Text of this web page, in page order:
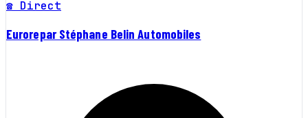
☎ Direct
Eurorepar Stéphane Belin Automobiles